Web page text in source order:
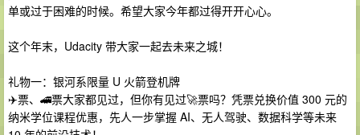
单或过于困难的时候。希望大家今年都过得开开心心。
这个年末，Udacity 带大家一起去未来之城！
礼物一：银河系限量 U 火箭登机牌
✈️票、🚄票大家都见过，但你有见过🚀票吗？凭票兑换价值 300 元的
纳米学位课程优惠，先人一步掌握 AI、无人驾驶、数据科学等未来